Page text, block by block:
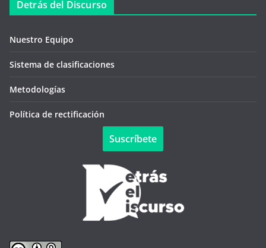
Detrás del Discurso
Nuestro Equipo
Sistema de clasificaciones
Metodologías
Política de rectificación
Suscríbete